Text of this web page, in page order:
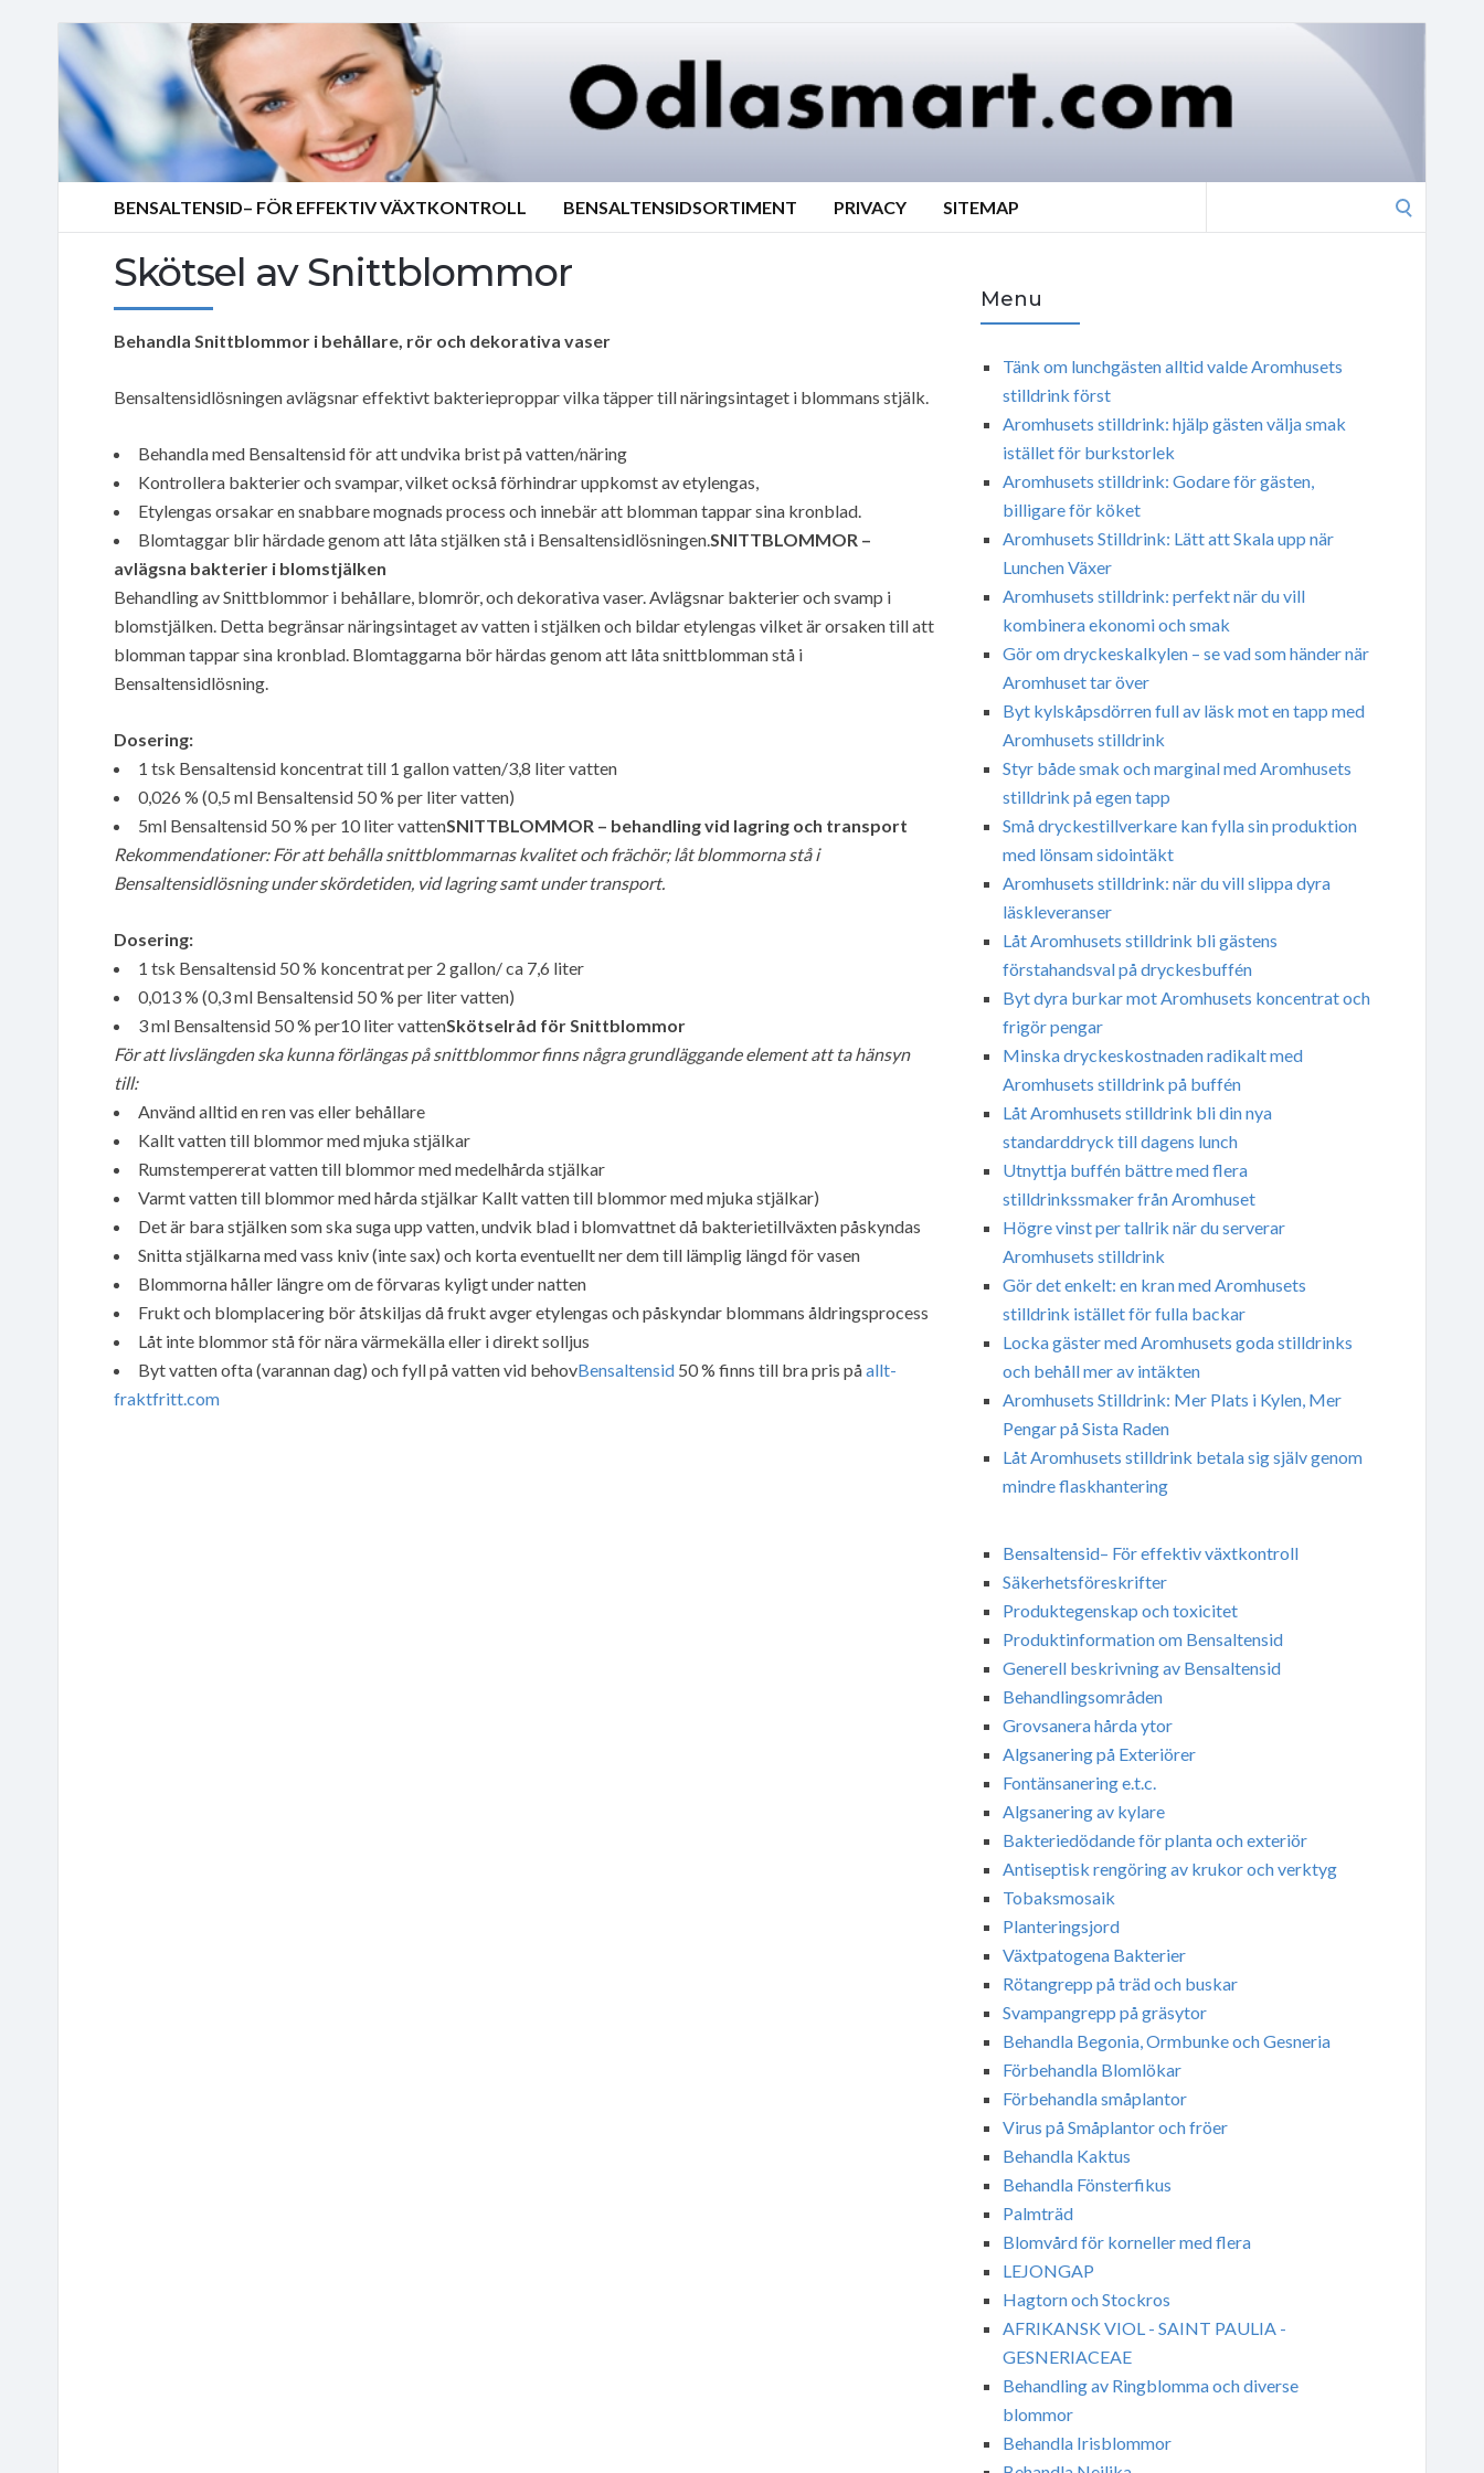
BENSALTENSID– FÖR EFFEKTIV VÄXTKONTROLL BENSALTENSIDSORTIMENT PRIVACY SITEMAP
Skötsel av Snittblommor
Behandla Snittblommor i behållare, rör och dekorativa vaser
Bensaltensidlösningen avlägsnar effektivt bakterieproppar vilka täpper till näringsintaget i blommans stjälk.
Behandla med Bensaltensid för att undvika brist på vatten/näring
Kontrollera bakterier och svampar, vilket också förhindrar uppkomst av etylengas,
Etylengas orsakar en snabbare mognads process och innebär att blomman tappar sina kronblad.
Blomtaggar blir härdade genom att låta stjälken stå i Bensaltensidlösningen.SNITTBLOMMOR –
avlägsna bakterier i blomstjälken
Behandling av Snittblommor i behållare, blomrör, och dekorativa vaser. Avlägsnar bakterier och svamp i
blomstjälken. Detta begränsar näringsintaget av vatten i stjälken och bildar etylengas vilket är orsaken till att
blomman tappar sina kronblad. Blomtaggarna bör härdas genom att låta snittblomman stå i
Bensaltensidlösning.
Dosering:
1 tsk Bensaltensid koncentrat till 1 gallon vatten/3,8 liter vatten
0,026 % (0,5 ml Bensaltensid 50 % per liter vatten)
5ml Bensaltensid 50 % per 10 liter vattenSNITTBLOMMOR – behandling vid lagring och transport
Rekommendationer: För att behålla snittblommarnas kvalitet och frächör; låt blommorna stå i
Bensaltensidlösning under skördetiden, vid lagring samt under transport.
Dosering:
1 tsk Bensaltensid 50 % koncentrat per 2 gallon/ ca 7,6 liter
0,013 % (0,3 ml Bensaltensid 50 % per liter vatten)
3 ml Bensaltensid 50 % per10 liter vattenSkötselråd för Snittblommor
För att livslängden ska kunna förlängas på snittblommor finns några grundläggande element att ta hänsyn
till:
Använd alltid en ren vas eller behållare
Kallt vatten till blommor med mjuka stjälkar
Rumstempererat vatten till blommor med medelhårda stjälkar
Varmt vatten till blommor med hårda stjälkar Kallt vatten till blommor med mjuka stjälkar)
Det är bara stjälken som ska suga upp vatten, undvik blad i blomvattnet då bakterietillväxten påskyndas
Snitta stjälkarna med vass kniv (inte sax) och korta eventuellt ner dem till lämplig längd för vasen
Blommorna håller längre om de förvaras kyligt under natten
Frukt och blomplacering bör åtskiljas då frukt avger etylengas och påskyndar blommans åldringsprocess
Låt inte blommor stå för nära värmekälla eller i direkt solljus
Byt vatten ofta (varannan dag) och fyll på vatten vid behovBensaltensid 50 % finns till bra pris påallt-
fraktfritt.com
Menu
Tänk om lunchgästen alltid valde Aromhusets
stilldrink först
Aromhusets stilldrink: hjälp gästen välja smak
istället för burkstorlek
Aromhusets stilldrink: Godare för gästen,
billigare för köket
Aromhusets Stilldrink: Lätt att Skala upp när
Lunchen Växer
Aromhusets stilldrink: perfekt när du vill
kombinera ekonomi och smak
Gör om dryckeskalkylen – se vad som händer när
Aromhuset tar över
Byt kylskåpsdörren full av läsk mot en tapp med
Aromhusets stilldrink
Styr både smak och marginal med Aromhusets
stilldrink på egen tapp
Små dryckestillverkare kan fylla sin produktion
med lönsam sidointäkt
Aromhusets stilldrink: när du vill slippa dyra
läskleveranser
Låt Aromhusets stilldrink bli gästens
förstahandsval på dryckesbuffén
Byt dyra burkar mot Aromhusets koncentrat och
frigör pengar
Minska dryckeskostnaden radikalt med
Aromhusets stilldrink på buffén
Låt Aromhusets stilldrink bli din nya
standarddryck till dagens lunch
Utnyttja buffén bättre med flera
stilldrinkssmaker från Aromhuset
Högre vinst per tallrik när du serverar
Aromhusets stilldrink
Gör det enkelt: en kran med Aromhusets
stilldrink istället för fulla backar
Locka gäster med Aromhusets goda stilldrinks
och behåll mer av intäkten
Aromhusets Stilldrink: Mer Plats i Kylen, Mer
Pengar på Sista Raden
Låt Aromhusets stilldrink betala sig själv genom
mindre flaskhantering
Bensaltensid– För effektiv växtkontroll
Säkerhetsföreskrifter
Produktegenskap och toxicitet
Produktinformation om Bensaltensid
Generell beskrivning av Bensaltensid
Behandlingsområden
Grovsanera hårda ytor
Algsanering på Exteriörer
Fontänsanering e.t.c.
Algsanering av kylare
Bakteriedödande för planta och exteriör
Antiseptisk rengöring av krukor och verktyg
Tobaksmosaik
Planteringsjord
Växtpatogena Bakterier
Rötangrepp på träd och buskar
Svampangrepp på gräsytor
Behandla Begonia, Ormbunke och Gesneria
Förbehandla Blomlökar
Förbehandla småplantor
Virus på Småplantor och fröer
Behandla Kaktus
Behandla Fönsterfikus
Palmträd
Blomvård för korneller med flera
LEJONGAP
Hagtorn och Stockros
AFRIKANSK VIOL - SAINT PAULIA -
GESNERIACEAE
Behandling av Ringblomma och diverse
blommor
Behandla Irisblommor